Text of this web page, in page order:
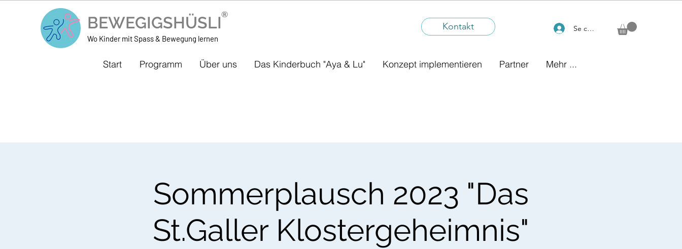
®
BEWEGIGSHÜSLI
Wo Kinder mit Spass & Bewegung lernen
Kontakt Se connecter
Start Programm Über uns Das Kinderbuch "Aya & Lu" Konzept implementieren Partner Mehr ...
Sommerplausch 2023 "Das
St.Galler Klostergeheimnis"